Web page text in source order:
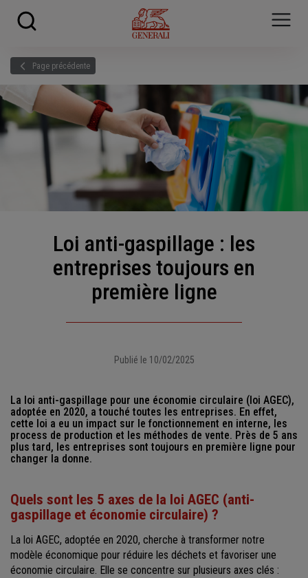
Page précédente
Loi anti-gaspillage : les
entreprises toujours en
première ligne
Publié le 10/02/2025
La loi anti-gaspillage pour une économie circulaire (loi AGEC),
adoptée en 2020, a touché toutes les entreprises. En effet,
cette loi a eu un impact sur le fonctionnement en interne, les
process de production et les méthodes de vente. Près de 5 ans
plus tard, les entreprises sont toujours en première ligne pour
changer la donne.
Quels sont les 5 axes de la loi AGEC (anti-
gaspillage et économie circulaire) ?
La loi AGEC, adoptée en 2020, cherche à transformer notre
modèle économique pour réduire les déchets et favoriser une
économie circulaire. Elle se concentre sur plusieurs axes clés :